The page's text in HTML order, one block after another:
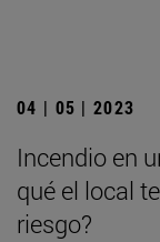
04 | 05 | 2023
Incendio en
qué el local
riesgo?